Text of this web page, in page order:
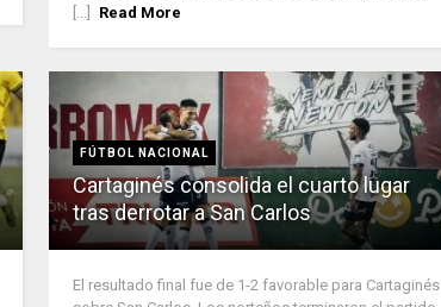
[...]
Read More
FÚTBOL NACIONAL
Cartaginés consolida el cuarto lugar
tras derrotar a San Carlos
El resultado final fue de 1-2 favorable para Cartaginés